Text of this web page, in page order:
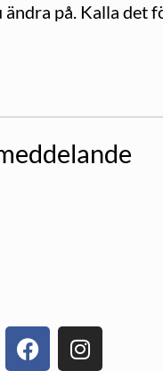
på. Kalla det